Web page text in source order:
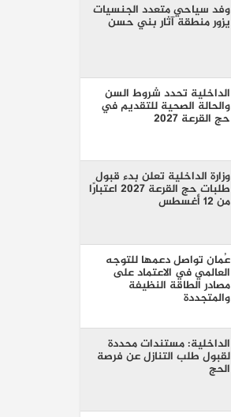
وفد سياحي متعدد الجنسيات
يزور منطقة آثار بني حسن
الداخلية تحدد شروط السن
والحالة الصحية للتقديم في
حج القرعة 2027
وزارة الداخلية تعلن بدء قبول
طلبات حج القرعة 2027 اعتبارًا
من 12 أغسطس
عُمان تواصل دعمها للتوجه
العالمي في الاعتماد على
مصادر الطاقة النظيفة
والمتجددة
الداخلية: مستندات محددة
لقبول طلب التنازل عن فرصة
الحج